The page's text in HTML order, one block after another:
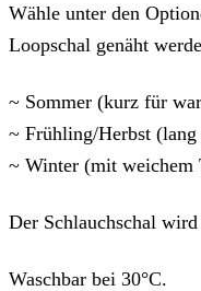
Wähle unter den
Loopschal genäht
~ Sommer (kurz für
~ Frühling/Herbst
~ Winter (mit weichem
Der Schlauchschal
Waschbar bei 30°C.